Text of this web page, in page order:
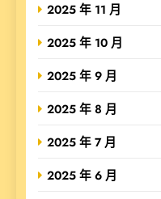
2025 年 11 月
2025 年 10 月
2025 年 9 月
2025 年 8 月
2025 年 7 月
2025 年 6 月